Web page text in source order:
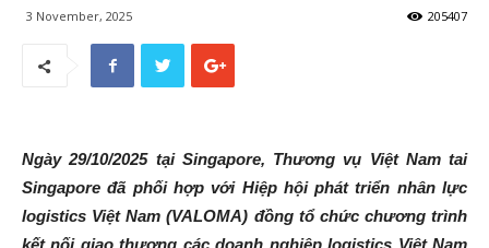
3 November, 2025 205407
Ngày 29/10/2025 tại Singapore, Thương vụ Việt Nam tai
Singapore đã phối hợp với Hiệp hội phát triển nhân lực
logistics Việt Nam (VALOMA) đồng tổ chức chương trình
kết nối giao thương các doanh nghiệp logistics Việt Nam